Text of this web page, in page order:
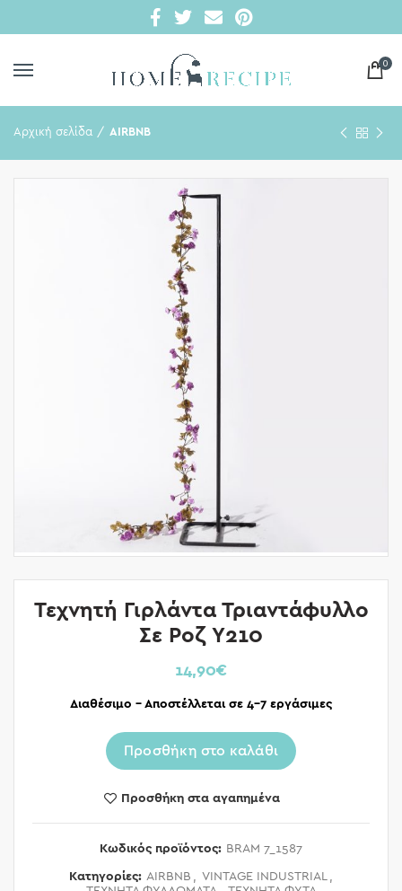
0
Αρχική σελίδα AIRBNB
Τεχνητή Γιρλάντα Τριαντάφυλλο
Σε Ροζ Υ210
14,90€
Διαθέσιμο – Αποστέλλεται σε 4-7 εργάσιμες
Προσθήκη στο καλάθι
Προσθήκη στα αγαπημένα
Κωδικός προϊόντος: BRAM 7_1587
Κατηγορίες: AIRBNB , VINTAGE INDUSTRIAL ,